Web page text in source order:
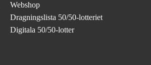
Webshop
Dragningslista 50/50-lotteriet
Digitala 50/50-lotter